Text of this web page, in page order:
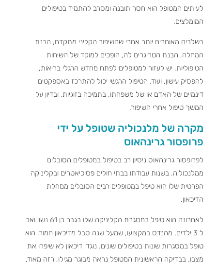
לעיתים המטופל הוא חסר תובנה ומסרב להתמיד בטיפולים
המומלצים.
בשלבים מאוחרים יותר אחרי שהשיפור הקליני מתקדם, הבנת
המחלה, הבנת הטריגרים לה, הופכים למוקד של השיחות
הטיפוליות. יש לעזור למטופלים לפתח מחדש הרגלי בריאות,
להפסיק עישון, ועוד. הטיפול הרגשי יכול להתרכז באספקטים
דינמיים של האדם או של משפחתו, בתמיכה בזוגיות, ובדיון על
המשך טיפול אחרי השיפור.
מקרה של מלנכוליה שטופל על ידי
פרופסור גרינהאוס
לפרופסור גרינהאוס ניסיון רב בטיפול במטופלים הסובלים
ממלנכוליה. בשנות עבודתו בבתי חולים פסיכיאטרים ובקליניקה
הפרטית שלו הוא טיפל במטופלים רבים הסובלים ממחלת
הדיכאון.
לאחרונה הוא טיפל במסגרת הקליניקה שלו בגבר בן 61 נשוי ואב
ל 3 ילדים, מהנדס במקצועו, שמעל שנה סבל מדיכאון חמור. הוא
טופל במסגרות שונות בטיפולים שונים. נוגדי דיכאון לא שיפרו את
מצבו. בבדיקה הראשונית המטופל נראה מבוגר מגילו, רזה מאוד,